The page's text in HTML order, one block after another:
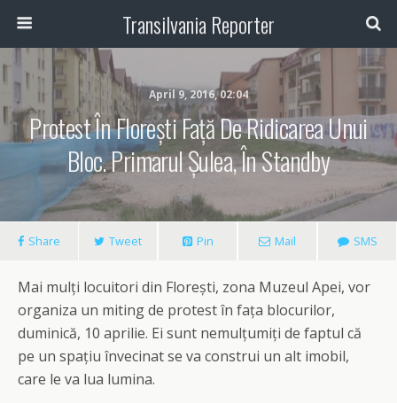
Transilvania Reporter
April 9, 2016, 02:04
Protest În Florești Față De Ridicarea Unui
Bloc. Primarul Șulea, În Standby
Share Tweet Pin Mail SMS
Mai mulți locuitori din Florești, zona Muzeul Apei, vor
organiza un miting de protest în fața blocurilor,
duminică, 10 aprilie. Ei sunt nemulțumiți de faptul că
pe un spațiu învecinat se va construi un alt imobil,
care le va lua lumina.